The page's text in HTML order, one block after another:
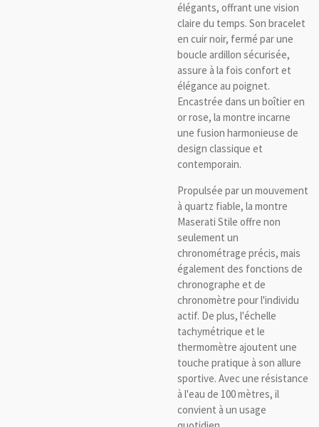
élégants, offrant une vision
claire du temps. Son bracelet
en cuir noir, fermé par une
boucle ardillon sécurisée,
assure à la fois confort et
élégance au poignet.
Encastrée dans un boîtier en
or rose, la montre incarne
une fusion harmonieuse de
design classique et
contemporain.
Propulsée par un mouvement
à quartz fiable, la montre
Maserati Stile offre non
seulement un
chronométrage précis, mais
également des fonctions de
chronographe et de
chronomètre pour l'individu
actif. De plus, l'échelle
tachymétrique et le
thermomètre ajoutent une
touche pratique à son allure
sportive. Avec une résistance
à l'eau de 100 mètres, il
convient à un usage